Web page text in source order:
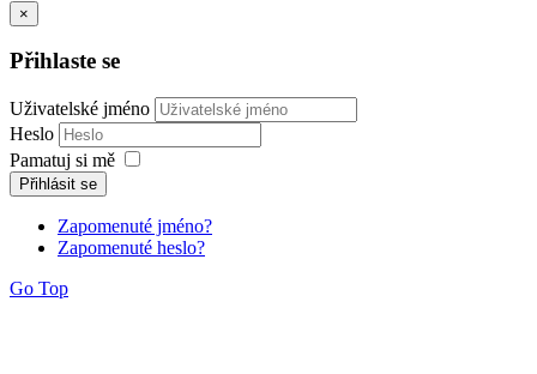
×
Přihlaste se
Uživatelské jméno
Heslo
Pamatuj si mě
Přihlásit se
Zapomenuté jméno?
Zapomenuté heslo?
Go Top